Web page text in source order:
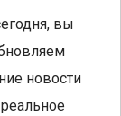
вы
новости